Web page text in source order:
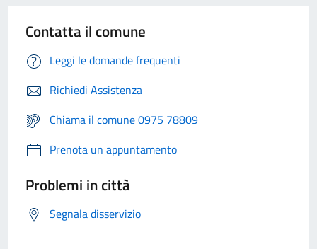
Contatta il comune
Leggi le domande frequenti
Richiedi Assistenza
Chiama il comune 0975 78809
Prenota un appuntamento
Problemi in città
Segnala disservizio